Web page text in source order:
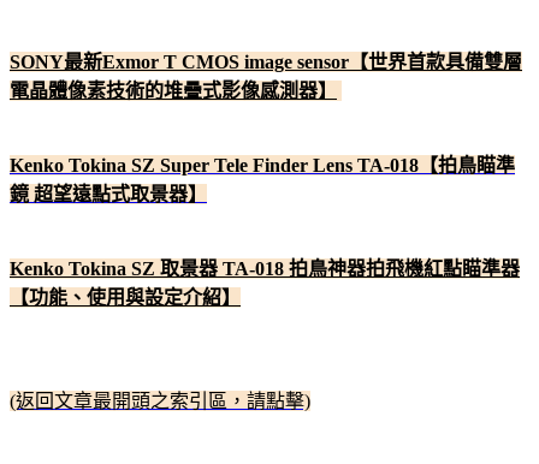
SONY最新Exmor T CMOS image sensor【世界首款具備雙層
電晶體像素技術的堆疊式影像感測器】
Kenko Tokina SZ Super Tele Finder Lens TA-018【拍鳥瞄準
鏡 超望遠點式取景器】
Kenko Tokina SZ 取景器 TA-018 拍鳥神器拍飛機紅點瞄準器
【功能、使用與設定介紹】
(返回文章最開頭之索引區，請點擊)